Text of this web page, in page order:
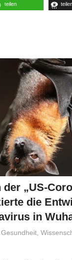
teilen
„US-
die
in
Niki Vogt
Gesundheit,